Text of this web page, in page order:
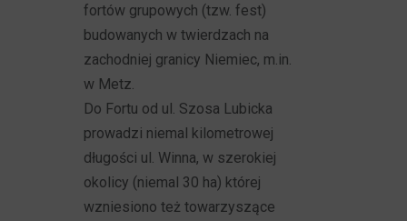
fortów grupowych (tzw. fest)
budowanych w twierdzach na
zachodniej granicy Niemiec, m.in.
w Metz.
Do Fortu od ul. Szosa Lubicka
prowadzi niemal kilometrowej
długości ul. Winna, w szerokiej
okolicy (niemal 30 ha) której
wzniesiono też towarzyszące